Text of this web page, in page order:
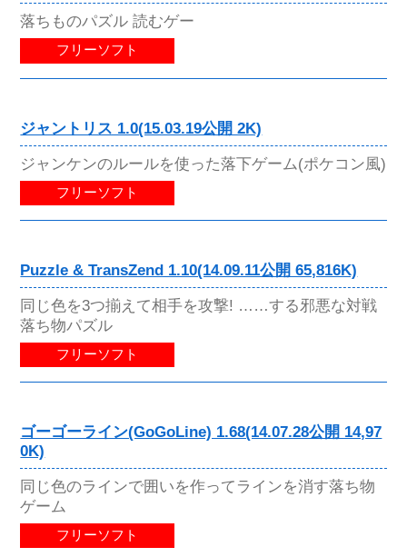
落ちものパズル 読むゲー
フリーソフト
ジャントリス 1.0(15.03.19公開 2K)
ジャンケンのルールを使った落下ゲーム(ポケコン風)
フリーソフト
Puzzle & TransZend 1.10(14.09.11公開 65,816K)
同じ色を3つ揃えて相手を攻撃! ……する邪悪な対戦
落ち物パズル
フリーソフト
ゴーゴーライン(GoGoLine) 1.68(14.07.28公開 14,97
0K)
同じ色のラインで囲いを作ってラインを消す落ち物
ゲーム
フリーソフト